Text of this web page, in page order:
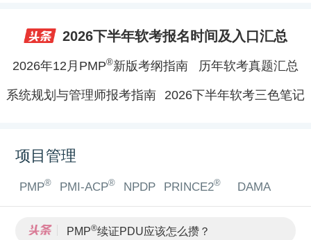
2026下半年软考报名时间及入口汇总
2026年12月PMP®新版考纲指南 历年软考真题汇总
系统规划与管理师报考指南 2026下半年软考三色笔记
项目管理
PMP® PMI-ACP® NPDP PRINCE2® DAMA
PMP®续证PDU应该怎么攒？